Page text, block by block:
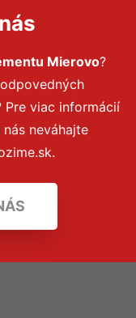
Mierovo?
Pre viac informácií
neváhajte